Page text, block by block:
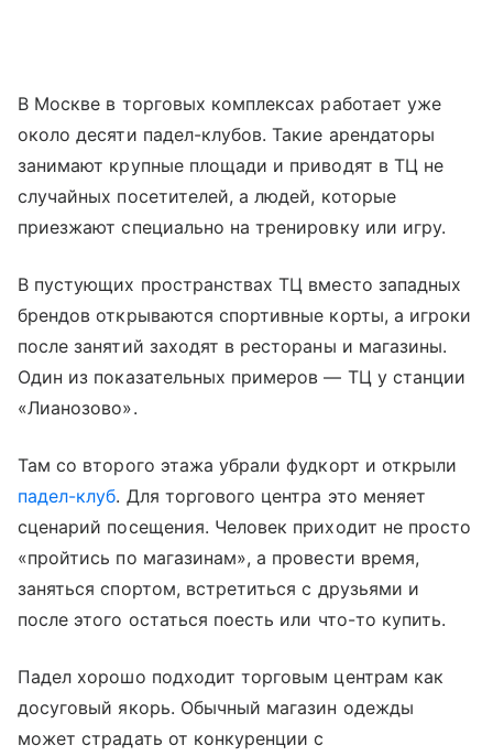
В Москве в торговых комплексах работает уже
около десяти падел-клубов. Такие арендаторы
занимают крупные площади и приводят в ТЦ не
случайных посетителей, а людей, которые
приезжают специально на тренировку или игру.
В пустующих пространствах ТЦ вместо западных
брендов открываются спортивные корты, а игроки
после занятий заходят в рестораны и магазины.
Один из показательных примеров — ТЦ у станции
«Лианозово».
Там со второго этажа убрали фудкорт и открыли
падел-клуб. Для торгового центра это меняет
сценарий посещения. Человек приходит не просто
«пройтись по магазинам», а провести время,
заняться спортом, встретиться с друзьями и
после этого остаться поесть или что-то купить.
Падел хорошо подходит торговым центрам как
досуговый якорь. Обычный магазин одежды
может страдать от конкуренции с